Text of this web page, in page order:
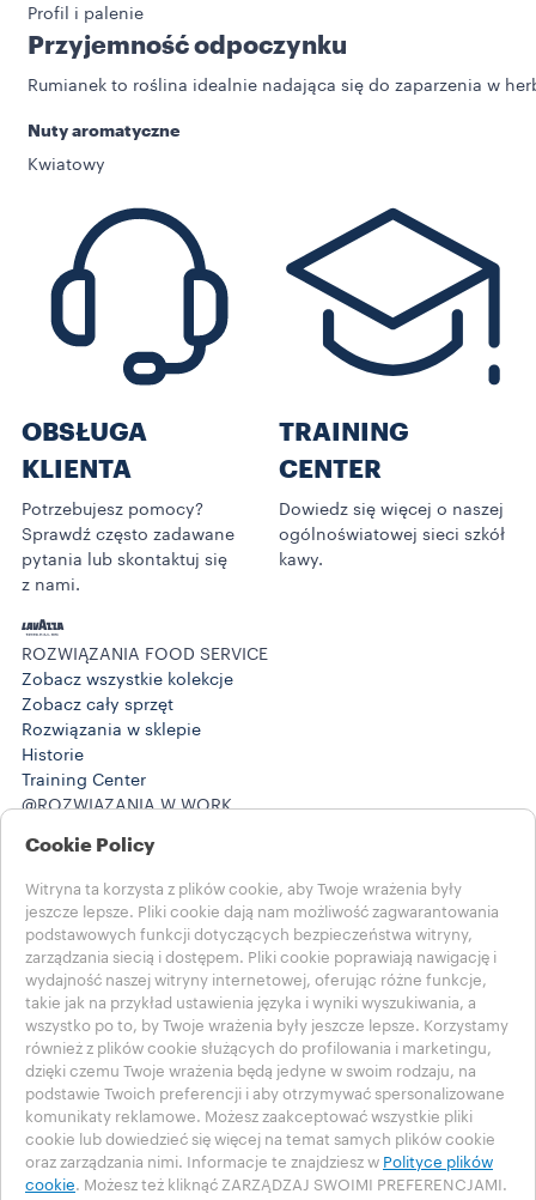
Profil i palenie
Przyjemność odpoczynku
Rumianek to roślina idealnie nadająca się do zaparzenia w
Nuty aromatyczne
Kwiatowy
OBSŁUGA
KLIENTA
Potrzebujesz pomocy?
Sprawdź często zadawane
pytania lub skontaktuj się
z nami.
TRAINING
CENTER
Dowiedz się więcej o naszej
ogólnoświatowej sieci szkół
kawy.
ROZWIĄZANIA FOOD SERVICE
Zobacz wszystkie kolekcje
Zobacz cały sprzęt
Rozwiązania w sklepie
Historie
Training Center
@ROZWIĄZANIA W WORK
@Historie z work
POMOC
Często zadawane pytania
Skontaktuj się z nami
ZAPISY PRAWNE
Warunki użytkowania
Wybierz swój kraj
POLAND
POLAND
INNE KRAJE
Polityka prywatności
Polityka plików cookie
Sekcja plików cookie
Cookie Policy
Witryna ta korzysta z plików cookie, aby Twoje wrażenia były
jeszcze lepsze. Pliki cookie dają nam możliwość zagwarantowania
podstawowych funkcji dotyczących bezpieczeństwa witryny,
zarządzania siecią i dostępem. Pliki cookie poprawiają nawigację i
wydajność naszej witryny internetowej, oferując różne funkcje,
takie jak na przykład ustawienia języka i wyniki wyszukiwania, a
wszystko po to, by Twoje wrażenia były jeszcze lepsze. Korzystamy
również z plików cookie służących do profilowania i marketingu,
dzięki czemu Twoje wrażenia będą jedyne w swoim rodzaju, na
podstawie Twoich preferencji i aby otrzymywać spersonalizowane
komunikaty reklamowe. Możesz zaakceptować wszystkie pliki
cookie lub dowiedzieć się więcej na temat samych plików cookie
oraz zarządzania nimi. Informacje te znajdziesz w Polityce plików
cookie. Możesz też kliknąć ZARZĄDZAJ SWOIMI PREFERENCJAMI.